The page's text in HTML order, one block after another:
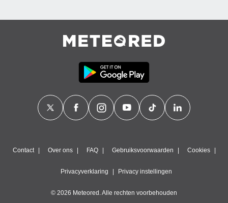
Contact Over ons FAQ Gebruiksvoorwaarden Cookies
Privacyverklaring Privacy instellingen
© 2026 Meteored. Alle rechten voorbehouden